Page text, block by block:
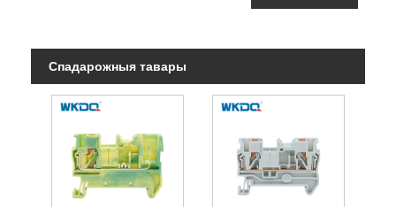
Спадарожныя тавары